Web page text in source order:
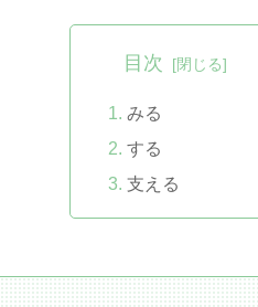
目次
みる
する
支える